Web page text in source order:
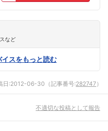
など
イスをもっと読む
日:2012-06-30 （記事番号:282747 ）
不適切な投稿として報告